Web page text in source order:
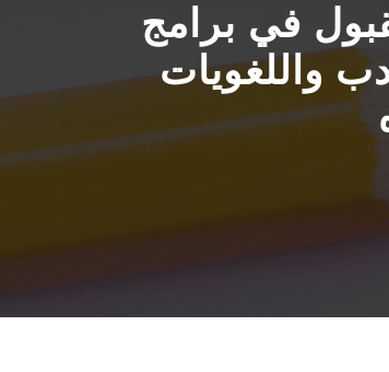
في برامج
تخصصات: الأدب واللغويات